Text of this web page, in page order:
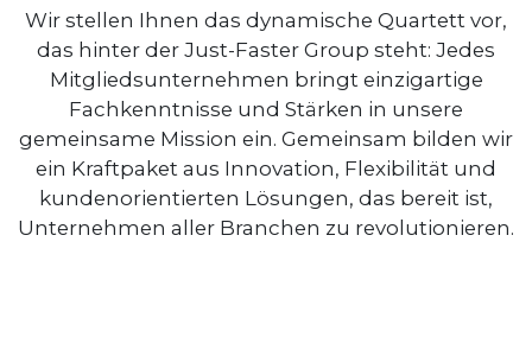
Wir stellen Ihnen das dynamische Quartett vor,
das hinter der Just-Faster Group steht: Jedes
Mitgliedsunternehmen bringt einzigartige
Fachkenntnisse und Stärken in unsere
gemeinsame Mission ein. Gemeinsam bilden wir
ein Kraftpaket aus Innovation, Flexibilität und
kundenorientierten Lösungen, das bereit ist,
Unternehmen aller Branchen zu revolutionieren.